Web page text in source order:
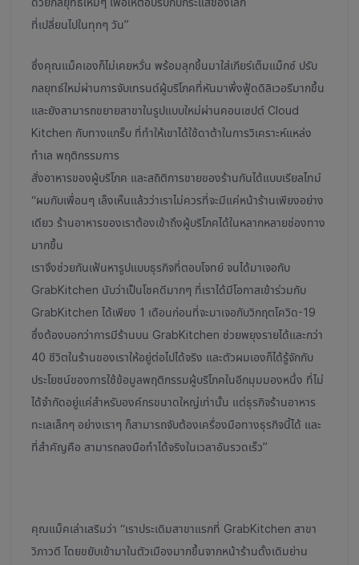
ที่เปลี่ยนไปในทุกๆ วัน”
ซึ่งคุณแม็คเองก็ไม่เคยหวั่น พร้อมลุกขึ้นมาใส่เกียร์เต็มแม็กซ์ ปรับ
กลยุทธ์ใหม่ผ่านการจับเทรนด์ผู้บริโภคที่หันมาพึ่งฟู้ดดิลิเวอรีมากขึ้น
และยังสามารถขยายสาขาในรูปแบบใหม่ผ่านคอนเซปต์ Cloud
Kitchen กับทางแกร็บ ที่ทำให้เขาได้ใช้ดาต้าในการวิเคราะห์แหล่ง
ทำเล พฤติกรรมการ
สั่งอาหารของผู้บริโภค และสถิติการขายของร้านกันได้แบบเรียลไทม์
“ผมกับเพื่อนๆ เล็งเห็นแล้วว่าเราไม่ควรที่จะมีแค่หน้าร้านเพียงอย่าง
เดียว ร้านอาหารของเราต้องเข้าถึงผู้บริโภคได้ในหลากหลายช่องทาง
มากขึ้น
เราจึงช่วยกันเฟ้นหารูปแบบธุรกิจที่ตอบโจทย์ จนได้มาเจอกับ
GrabKitchen นับว่าเป็นโชคดีมากๆ ที่เราได้มีโอกาสเข้าร่วมกับ
GrabKitchen ได้เพียง 1 เดือนก่อนที่จะมาเจอกับวิกฤตโควิด-19
ซึ่งต้องบอกว่าการมีร้านบน GrabKitchen ช่วยพยุงรายได้และกว่า
40 ชีวิตในร้านของเราให้อยู่ต่อไปได้จริง และตัวผมเองก็ได้รู้จักกับ
ประโยชน์ของการใช้ข้อมูลพฤติกรรมผู้บริโภคในอีกมุมมองหนึ่ง ที่ไม่
ได้จำกัดอยู่แค่สำหรับองค์กรขนาดใหญ่เท่านั้น แต่ธุรกิจร้านอาหาร
ทะเลเล็กๆ อย่างเราๆ ก็สามารถจับต้องเครื่องมือทางธุรกิจนี้ได้ และ
ที่สำคัญคือ สามารถลงมือทำได้จริงในเวลาอันรวดเร็ว”
คุณแม็คเล่าเสริมว่า “เราประเดิมสาขาแรกที่ GrabKitchen สาขา
วิภาวดี โดยขยับเข้ามาในตัวเมืองมากขึ้นจากหน้าร้านดั้งเดิมย่าน